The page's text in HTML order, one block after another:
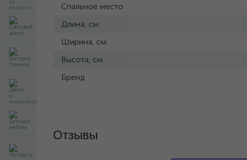
Спальное место
Длина, см
Ширина, см
Высота, см
Бренд
Отзывы